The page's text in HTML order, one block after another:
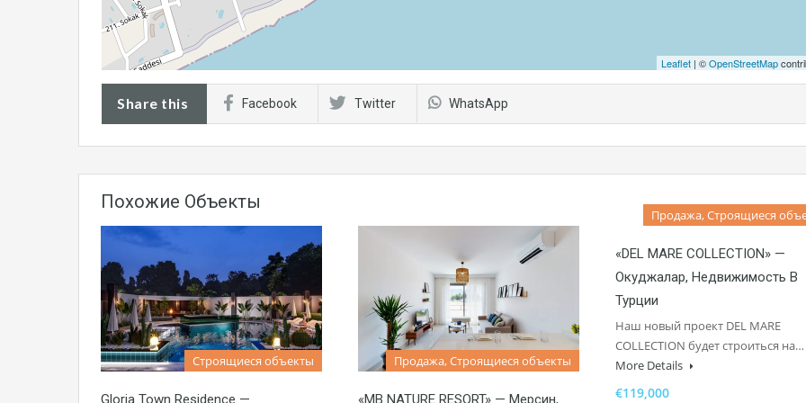
Leaflet | ©OpenStreetMap
Share this Facebook Twitter WhatsApp
Похожие Объекты
Строящиеся объекты
Gloria Town Residence —
Продажа, Строящиеся объекты
«MB NATURE RESORT» — Мерсин,
Продажа, Строящиеся
«DEL MARE COLLECTION» —
Окуджалар, Недвижимость В
Турции
Наш новый проект DEL MARE
COLLECTION будет строиться на…
More Details
€119,000